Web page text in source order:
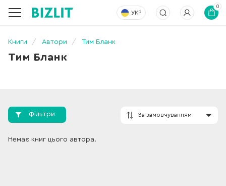
УКР
0
Книги Автори Тим Бланк
Тим Бланк
Фільтри
Немає книг цього автора.